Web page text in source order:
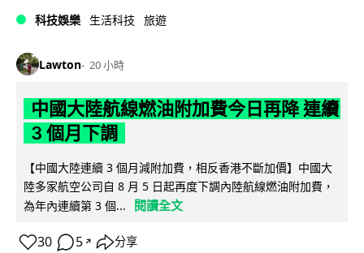
科技娛樂 生活科技 旅遊
Lawton 20 小時
中國大陸航線燃油附加費今日再降 連續
3 個月下調
【中國大陸連續 3 個月減附加費，相反香港不斷加價】中國大
陸多家航空公司自 8 月 5 日起再度下調內陸航線燃油附加費，
為年內連續第 3 個...
閱讀全文
30 5 ↗ 分享